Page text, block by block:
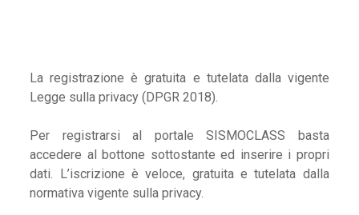
La registrazione è gratuita e tutelata dalla vigente
Legge sulla privacy (DPGR 2018).
Per registrarsi al portale SISMOCLASS basta
accedere al bottone sottostante ed inserire i propri
dati. L’iscrizione è veloce, gratuita e tutelata dalla
normativa vigente sulla privacy.